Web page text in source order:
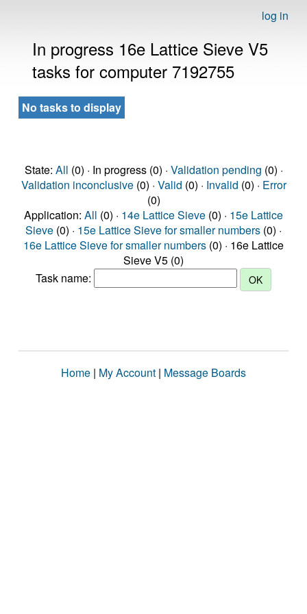
log in
In progress 16e Lattice Sieve V5
tasks for computer 7192755
No tasks to display
State: All (0) · In progress (0) · Validation pending (0) ·
Validation inconclusive(0) · Valid (0) · Invalid (0) · Error
(0)
Application: All (0) · 14e Lattice Sieve (0) · 15e Lattice
Sieve (0) · 15e Lattice Sieve for smaller numbers (0) ·
16e Lattice Sieve for smaller numbers (0) · 16e Lattice
Sieve V5 (0)
Task name:
Home | My Account | Message Boards